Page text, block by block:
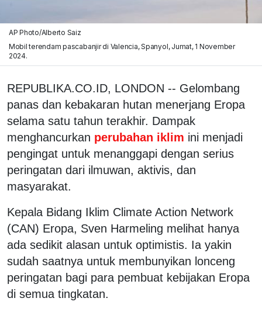
AP Photo/Alberto Saiz
Mobil terendam pascabanjir di Valencia, Spanyol, Jumat, 1 November
2024.
REPUBLIKA.CO.ID, LONDON -- Gelombang
panas dan kebakaran hutan menerjang Eropa
selama satu tahun terakhir. Dampak
menghancurkan perubahan iklim ini menjadi
pengingat untuk menanggapi dengan serius
peringatan dari ilmuwan, aktivis, dan
masyarakat.
Kepala Bidang Iklim Climate Action Network
(CAN) Eropa, Sven Harmeling melihat hanya
ada sedikit alasan untuk optimistis. Ia yakin
sudah saatnya untuk membunyikan lonceng
peringatan bagi para pembuat kebijakan Eropa
di semua tingkatan.